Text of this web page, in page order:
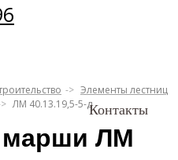
Контакты
Элементы лестниц
ЛМ 40.13.19,5-5-д
марши ЛМ